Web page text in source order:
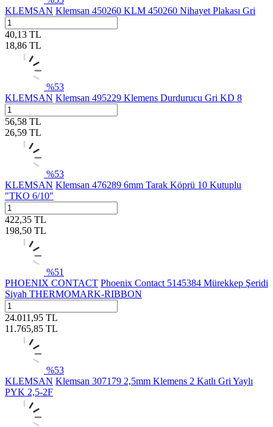
KLEMSAN Klemsan 450260 KLM 450260 Nihayet Plakası Gri
40,13 TL
18,86 TL
%53
KLEMSAN Klemsan 495229 Klemens Durdurucu Gri KD 8
56,58 TL
26,59 TL
%53
KLEMSAN Klemsan 476289 6mm Tarak Köprü 10 Kutuplu
"TKO 6/10"
422,35 TL
198,50 TL
%51
PHOENIX CONTACT Phoenix Contact 5145384 Mürekkep Şeridi
Siyah THERMOMARK-RIBBON
24.011,95 TL
11.765,85 TL
%53
KLEMSAN Klemsan 307179 2,5mm Klemens 2 Katlı Gri Yaylı
PYK 2,5-2F